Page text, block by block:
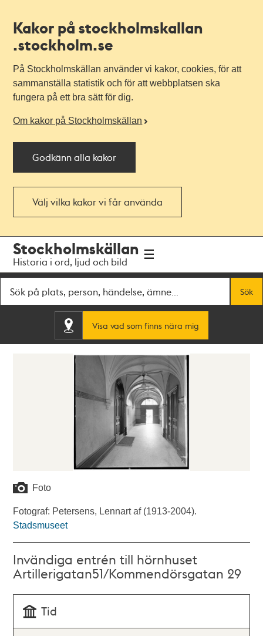
Kakor på stockholmskallan
.stockholm.se
På Stockholmskällan använder vi kakor, cookies, för att
sammanställa statistik och för att webbplatsen ska
fungera på ett bra sätt för dig.
Om kakor på Stockholmskällan
Godkänn alla kakor
Välj vilka kakor vi får använda
navigationen
huvudinnehållet
Stockholmskällan
Historia i ord, ljud och bild
Sök
Visa vad som finns nära mig
Foto
Fotograf: Petersens, Lennart af (1913-2004).
Stadsmuseet
Invändiga entrén till hörnhuset
Artillerigatan51/Kommendörsgatan 29
Tid